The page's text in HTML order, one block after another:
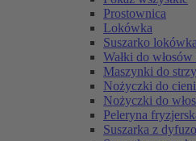
Prostownica
Lokówka
Suszarko lokówka
Wałki do
Maszynki do
Nożyczki do
Nożyczki do
Peleryna
Suszarka z